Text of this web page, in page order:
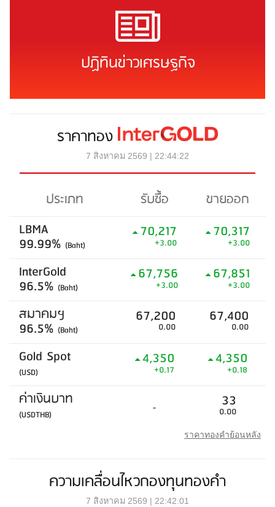
ปฏิทินข่าวเศรษฐกิจ
ราคาทอง
7 สิงหาคม 2569 | 22:44:22
ประเภท รับซื้อ
ขายออก
LBMA
99.99% (Baht)
70,217
+3.00
70,317
+3.00
InterGold
96.5% (Baht)
67,756
+3.00
67,851
+3.00
สมาคมฯ
96.5% (Baht)
67,200
0.00
67,400
0.00
Gold Spot
(USD)
4,350
+0.17
4,350
+0.18
ค่าเงินบาท
(USDTHB) - 33
0.00
ราคาทองคำย้อนหลัง
ความเคลื่อนไหวกองทุนทองคำ
7 สิงหาคม 2569 | 22:42:01